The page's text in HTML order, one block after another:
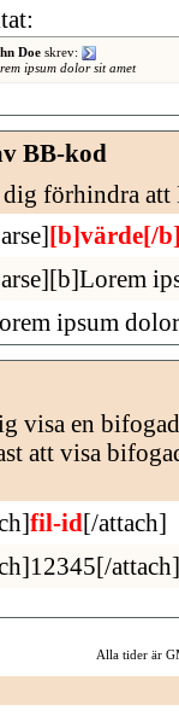
Doeskrev:
ipsum dolor sit amet
BB-kod
dig förhindra
[b]värde[/
ipsum
visa en
att visa
fil-id[/attach]
attach]
Alla tider är